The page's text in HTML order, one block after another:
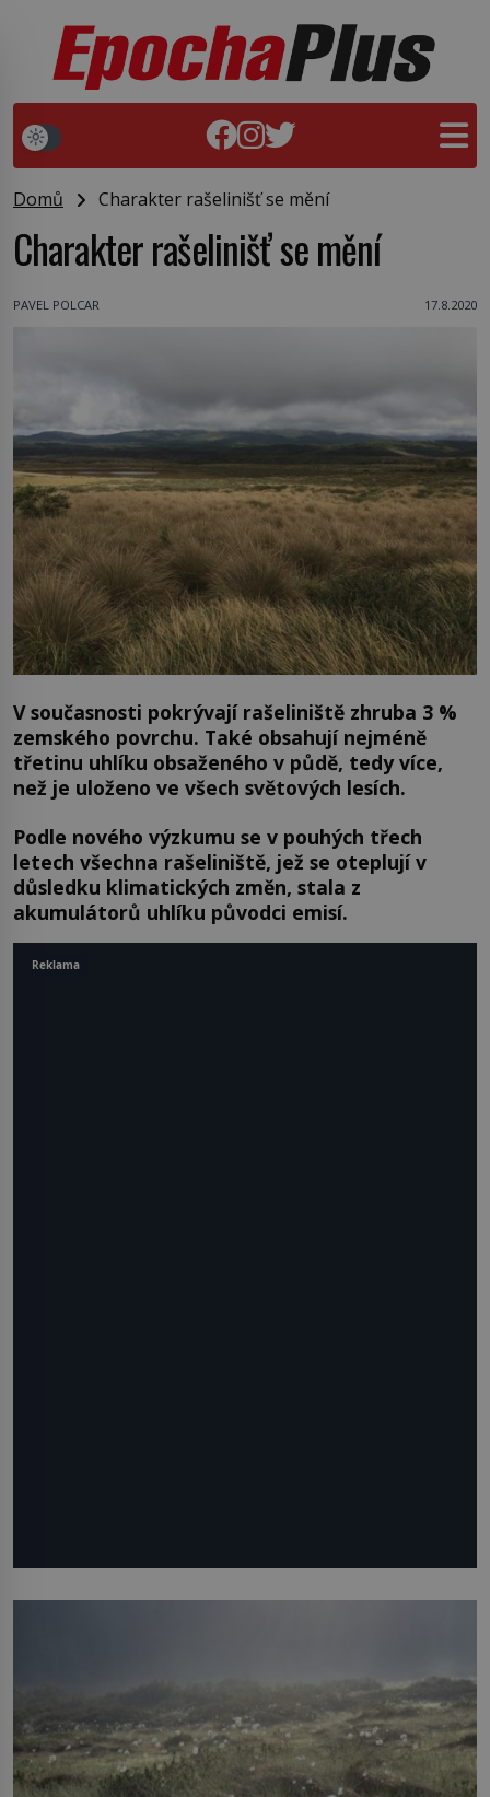
Domů Charakter rašelinišť se mění
Charakter rašelinišť se mění
PAVEL POLCAR 17.8.2020
V současnosti pokrývají rašeliniště zhruba 3 %
zemského povrchu. Také obsahují nejméně
třetinu uhlíku obsaženého v půdě, tedy více,
než je uloženo ve všech světových lesích.
Podle nového výzkumu se v pouhých třech
letech všechna rašeliniště, jež se oteplují v
důsledku klimatických změn, stala z
akumulátorů uhlíku původci emisí.
Reklama